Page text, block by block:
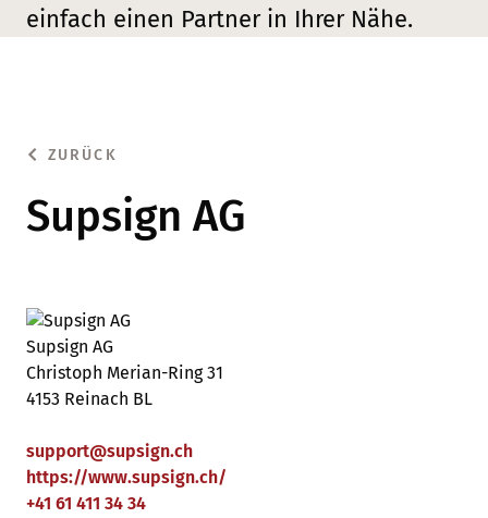
einfach einen Partner in Ihrer Nähe.
ZURÜCK
Supsign AG
Supsign AG
Christoph Merian-Ring 31
4153 Reinach BL
support@supsign.ch
https://www.supsign.ch/
+41 61 411 34 34